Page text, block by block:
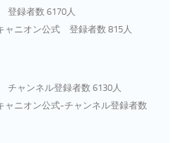
登録者数 6170人
ャニオン公式 登録者数 815人
ャンネル登録者数 6130人
ャニオン公式-チャンネル登録者数